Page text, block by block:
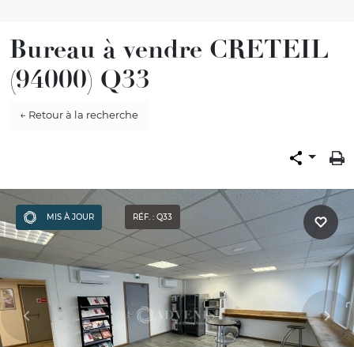
Bureau à vendre CRETEIL
(94000) Q33
← Retour à la recherche
MIS À JOUR RÉF. : Q33